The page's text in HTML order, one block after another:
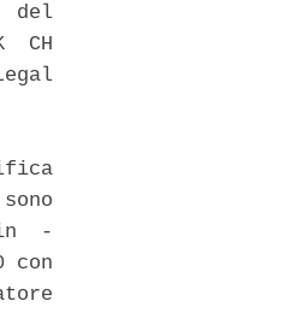
del
CH
-
con